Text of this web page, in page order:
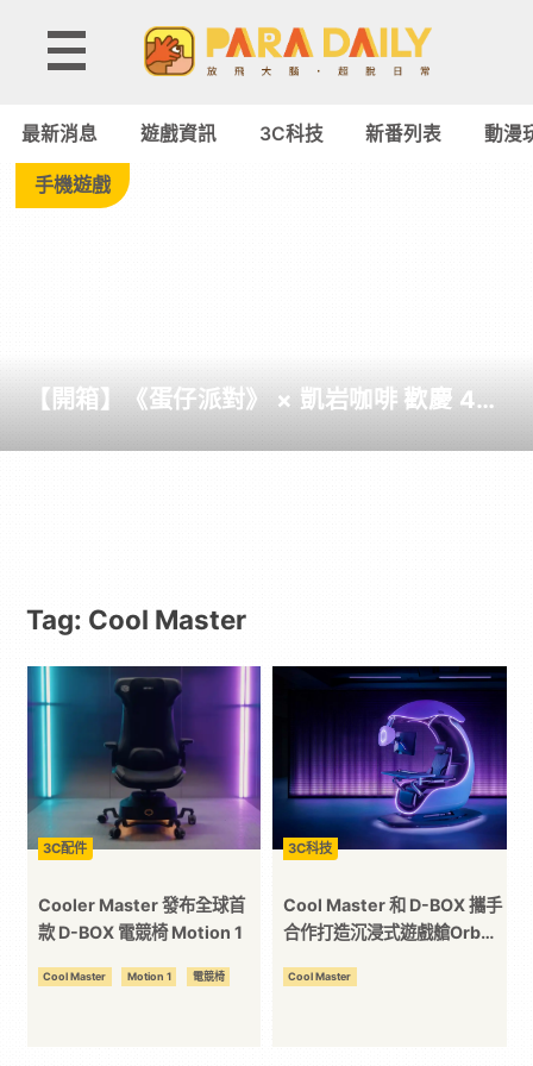
Tag:
Master
-
遊
動
漫
二
次
元
｜
最新消息 遊戲資訊 3C科技 新番列表 動漫
手機遊戲
【開箱】《蛋仔派對》 × 凱岩咖啡 歡慶 4
Tag: Cool Master
3C配件
Cooler Master 發布全球首
款 D-BOX 電競椅 Motion 1
Cool Master Motion 1 電競椅
3C科技
Cool Master 和 D-BOX 攜手
合作打造沉浸式遊戲艙Orb
Cool Master